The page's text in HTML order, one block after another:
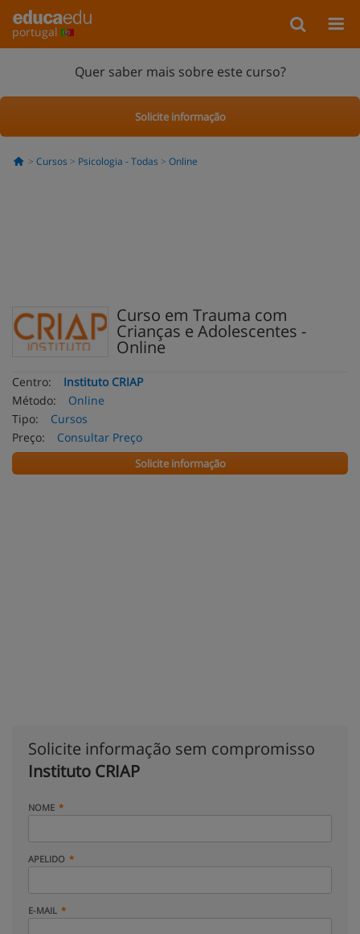
portugal
Quer saber mais sobre este curso?
Solicite informação
Cursos Psicologia - Todas Online
Curso em Trauma com
Crianças e Adolescentes -
Online
Centro:
Instituto CRIAP
Método:
Online
Tipo:
Cursos
Preço:
Consultar Preço
Solicite informação
Solicite informação sem compromisso
Instituto CRIAP
NOME
APELIDO
E-MAIL